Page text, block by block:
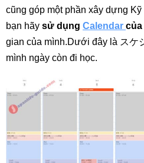
cũng góp một phần xây dựng
bạn hãy sử dụng Calendar của
gian của mình.Dưới đây là スケ
mình ngày còn đi học.